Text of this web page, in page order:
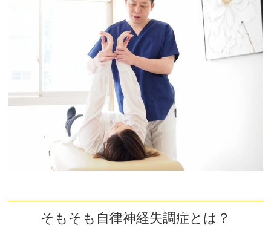
そもそも自律神経失調症とは？